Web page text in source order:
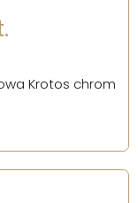
Krotos chrom